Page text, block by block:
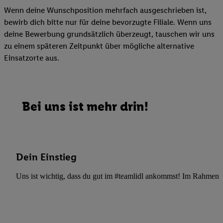
Wenn deine Wunschposition mehrfach ausgeschrieben ist,
bewirb dich bitte nur für deine bevorzugte Filiale. Wenn uns
deine Bewerbung grundsätzlich überzeugt, tauschen wir uns
zu einem späteren Zeitpunkt über mögliche alternative
Einsatzorte aus.
Bei uns ist mehr drin!
Dein Einstieg
Uns ist wichtig, dass du gut im #teamlidl ankommst! Im Rahmen